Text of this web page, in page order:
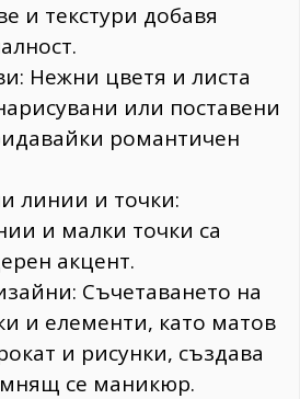
и текстури добавя
Нежни цветя и листа
или поставени
романтичен
линии и точки:
и малки точки са
акцент.
Съчетаването на
и елементи, като матов
и рисунки, създава
се маникюр.